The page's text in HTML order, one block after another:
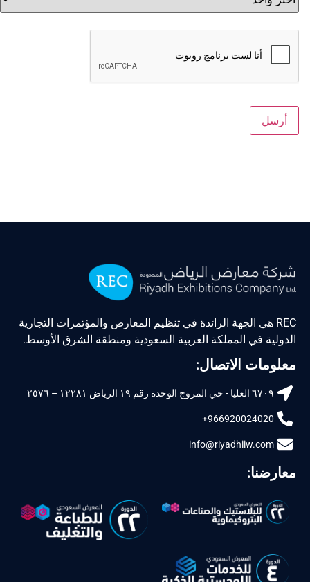
أرسل
REC هي الجهة الرائدة في تنظيم المعارض والمؤتمرات التجارية
في المملكة العربية السعودية ومنطقة الشرق الأوسط.
الاتصال:
٦۷۰۹ العليا - حي المروج الوحدة رقم ۱۹ الرياض ۱۲۲۸۱ – ۲٥۷٦
966920024020+
info@riyadhiiw.com